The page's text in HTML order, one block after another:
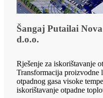
Šangaj Putailai
d.o.o.
Rješenje za iskorištavanje
Transformacija
otpadnog gasa visoke
iskorištavanje otpadne